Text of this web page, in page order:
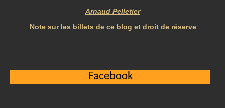
Arnaud Pelletier
Note sur les billets de ce blog et droit de réserve
Facebook